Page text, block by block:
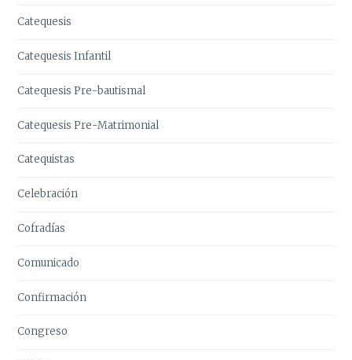
Catequesis
Catequesis Infantil
Catequesis Pre-bautismal
Catequesis Pre-Matrimonial
Catequistas
Celebración
Cofradías
Comunicado
Confirmación
Congreso